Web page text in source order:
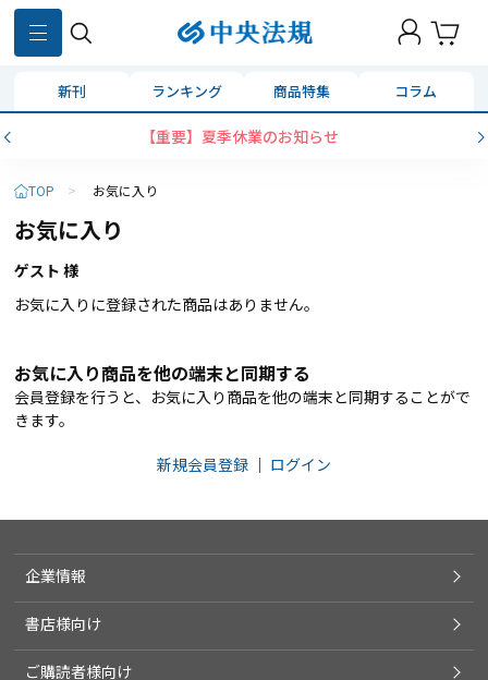
新刊 ランキング 商品特集 コラム
【重要】夏季休業のお知らせ
TOP > お気に入り
お気に入り
ゲスト 様
お気に入りに登録された商品はありません。
お気に入り商品を他の端末と同期する
会員登録を行うと、お気に入り商品を他の端末と同期することがで
きます。
新規会員登録 ｜ ログイン
企業情報
書店様向け
ご購読者様向け